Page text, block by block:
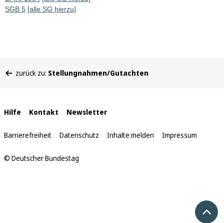
SGB 5 [alle SG hierzu]
befinden
zurück zu: Stellungnahmen/Gutachten
Interne
Links
Hilfe Kontakt Newsletter
Barrierefreiheit Datenschutz Inhalte melden Impressum
© Deutscher Bundestag